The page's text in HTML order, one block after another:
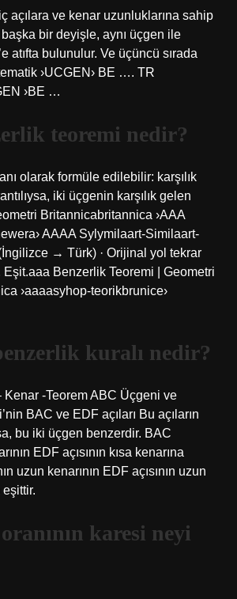
açılara ve kenar uzunluklarına sahip
bir deyişle, aynı üçgen ile
atıfta bulunulur. Ve üçüncü sırada
›UCGEN› BE …. TR
›BE …
teoremi nedir?
olarak formüle edilebilir: karşılık
iki üçgenin karşılık gelen
Britannicabritannica ›AAA
AAAA Sylymilaart-Similaart-
→ Türk) · Orijinal yol tekrar
Benzerlik Teoremi | Geometri
›aaaasyhop-teorikbrunice›
kuralı nedir?
Kenar -Teorem ABC Üçgeni ve
BAC ve EDF açıları Bu açıların
bu iki üçgen benzerdir. BAC
EDF açısının kısa kenarına
uzun kenarının EDF açısının uzun
eşittir.
karesi neyi